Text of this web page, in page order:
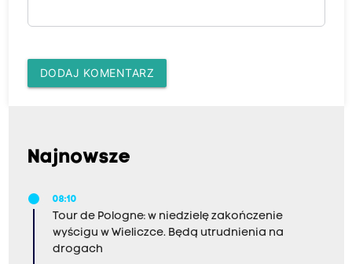
DODAJ KOMENTARZ
Najnowsze
08:10
Tour de Pologne: w niedzielę zakończenie
wyścigu w Wieliczce. Będą utrudnienia na
drogach